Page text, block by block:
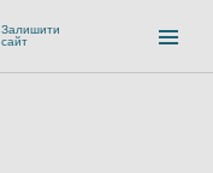
Залишити
сайт, перейти до Google